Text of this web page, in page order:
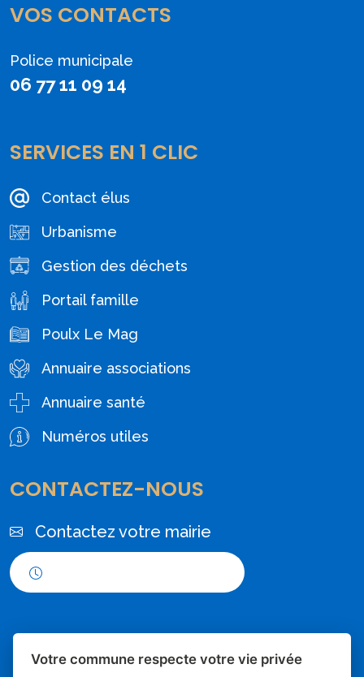
VOS CONTACTS
Police municipale
06 77 11 09 14
SERVICES EN 1 CLIC
Contact élus
Urbanisme
Gestion des déchets
Portail famille
Poulx Le Mag
Annuaire associations
Annuaire santé
Numéros utiles
CONTACTEZ-NOUS
Contactez votre mairie
Votre commune respecte votre vie privée